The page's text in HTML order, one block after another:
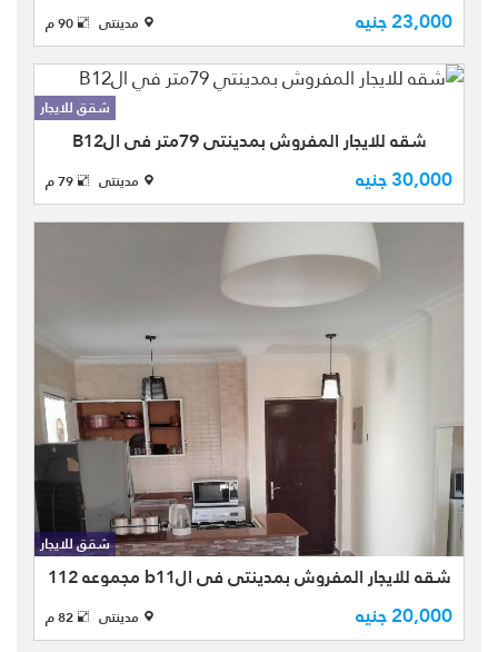
23,000 جنيه مدينتى 90 م
شقه للايجار المفروش بمدينتي في
الB12احداث مراحله المدينه مجموعه 123
بتشطيبات خاص بمساحه كليه 79متر
مطبخ -2 تراس ) بالطابق الثالث ...
شقق للايجار
شقه للايجار المفروش بمدينتي 79متر في الB12
30,000 جنيه مدينتى 79 م
شقه للايجار المفروش بمدينتي في
الb11 مجموعه 112 بتشطيبات خاصه
بمساحه كليه 82 مترمقسمه الي ( 2
نوم-1 حمام - ريسبشن - مطبخ - 2تراس )
بالطابق الخامس تطل علي نارو جاردن ب
شقق للايجار
شقه للايجار المفروش بمدينتي في الb11 مجموعه 112
20,000 جنيه مدينتى 82 م